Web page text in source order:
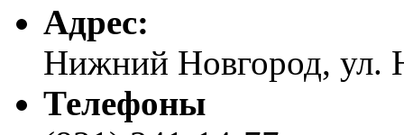
Адреc:
Нижний Новгород, ул.
Телефоны